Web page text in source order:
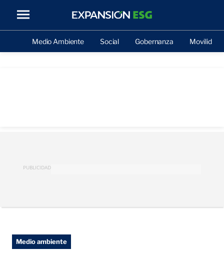
Medio Ambiente Social Gobernanza Movilidad
PUBLICIDAD
Medio ambiente